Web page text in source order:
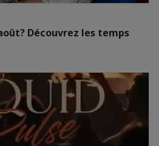
Découvrez les temps